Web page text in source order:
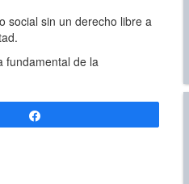
sin un derecho libre a
de la